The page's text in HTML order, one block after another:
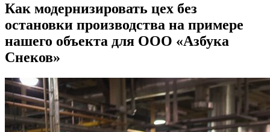
Как модернизировать цех без
остановки производства на примере
нашего объекта для ООО «Азбука
Снеков»